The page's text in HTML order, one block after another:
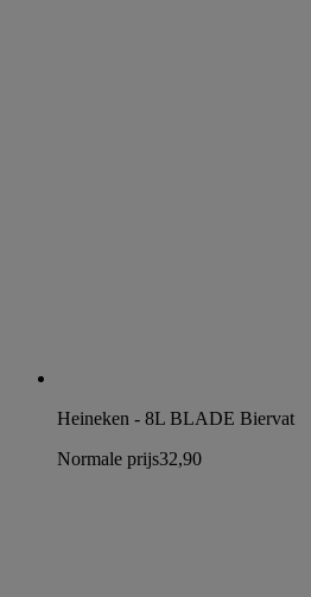
Heineken - 8L BLADE Biervat
Normale prijs32,90